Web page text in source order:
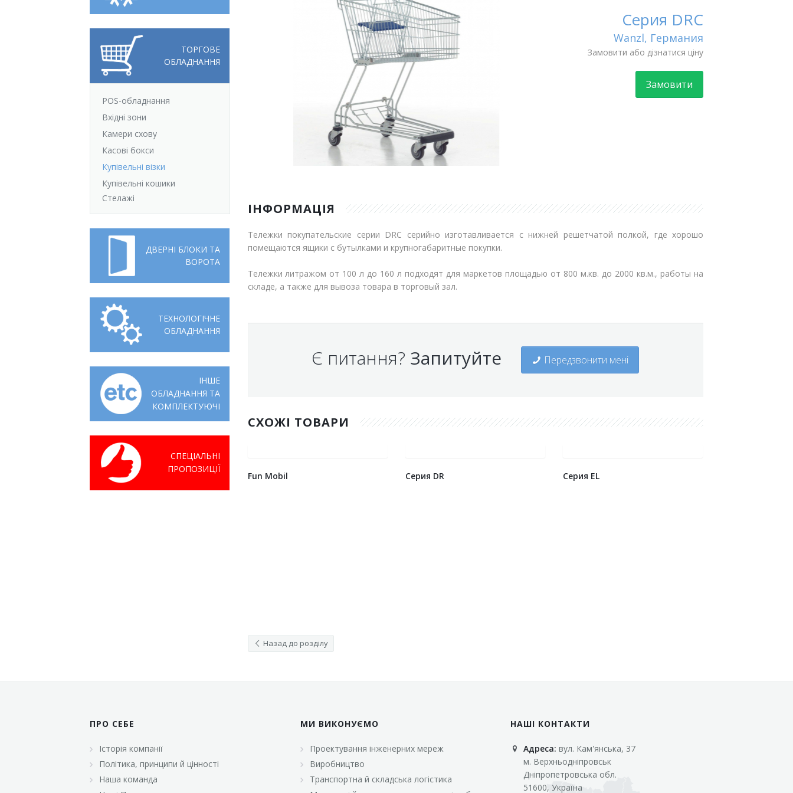
Ліцензії, сертифікати, дипломи
Відео
Вакансії
Сервіс
Модернізація
ТОРГОВЕ
ОБЛАДНАННЯ
POS-обладнання
Вхідні зони
Камери схову
Касові бокси
Купівельні візки
Купівельні кошики
Стелажі
ДВЕРНІ БЛОКИ ТА
ВОРОТА
ТЕХНОЛОГІЧНЕ
ОБЛАДНАННЯ
ІНШЕ
ОБЛАДНАННЯ ТА
КОМПЛЕКТУЮЧІ
СПЕЦІАЛЬНІ
ПРОПОЗИЦІЇ
Серия DRC
Wanzl, Германия
Замовити або дізнатися ціну
Замовити
ІНФОРМАЦІЯ
Тележки покупательские серии DRC серийно изготавливается с нижней решетчатой полкой, где хорошо
помещаются ящики с бутылками и крупногабаритные покупки.
Тележки литражом от 100 л до 160 л подходят для маркетов площадью от 800 м.кв. до 2000 кв.м., работы на
складе, а также для вывоза товара в торговый зал.
Є питання? Запитуйте Передзвонити мені
СХОЖІ ТОВАРИ
Fun Mobil Серия DR Серия EL
Назад до розділу
ПРО СЕБЕ
Історія компанії
Політика, принципи й цінності
Наша команда
МИ ВИКОНУЄМО
Проектування інженерних мереж
Виробництво
Транспортна й складська логістика
НАШІ КОНТАКТИ
Адреса: вул. Кам'янська, 37
м. Верхньодніпровськ
Дніпропетровська обл.
51600, Україна